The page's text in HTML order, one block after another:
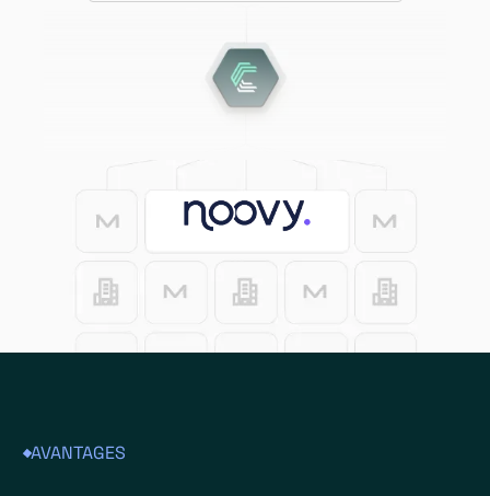
AVANTAGES